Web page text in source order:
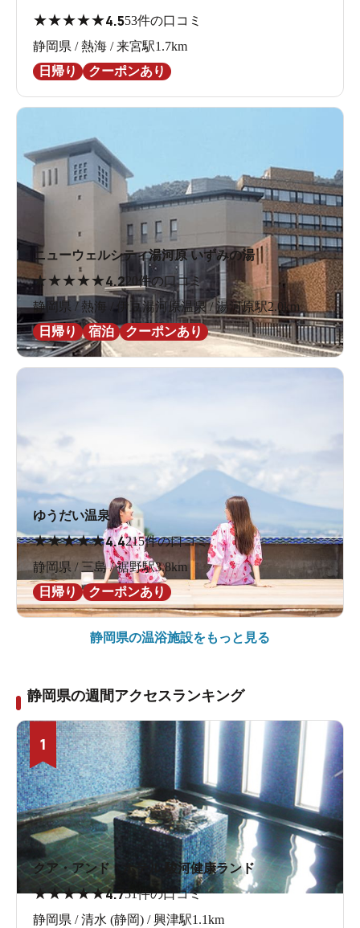
★★★★★4.553件の口コミ
静岡県 / 熱海 / 来宮駅1.7km
日帰り
クーポンあり
ニューウェルシティ湯河原 いずみの湯
★★★★★4.2 20件の口コミ
静岡県 / 熱海 / 伊豆湯河原温泉 / 湯河原駅2.0km
日帰り
宿泊 クーポンあり
ゆうだい温泉
★★★★★4.4215件の口コミ
静岡県 / 三島 / 裾野駅3.8km
日帰り
クーポンあり
静岡県の温浴施設をもっと見る
静岡県の週間アクセスランキング
1
クア・アンド・ホテル 駿河健康ランド
★★★★★4.751件の口コミ
静岡県 / 清水 (静岡) / 興津駅1.1km